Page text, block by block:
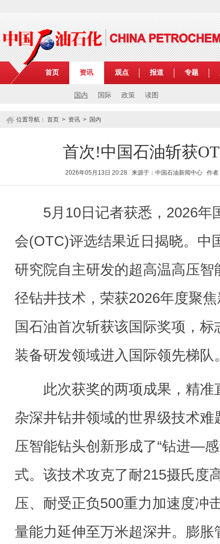
首页 资讯
国内 国际 政策 读图
观点 报道 专题
位置导航： 首页 > 资讯 > 国内
首次!中国石油斩获
2026年05月13日 20:28 来源于：中国石油新闻中心 作
5月10日记者获悉，2026年
会(OTC)评选结果近日揭晓。中
研究院自主研发的超高温高压智
径钻井技术，荣获2026年度聚
国石油首次斩获该国际奖项，
装备研发领域进入国际领先梯队
此次获奖的两项成果，精准
杂深井钻井领域的世界级技术
压智能钻头创新形成了“钻进—
式。该技术攻克了耐215摄氏度
压、耐受正负500重力加速度冲
量能力延伸至万米超深井。膨胀